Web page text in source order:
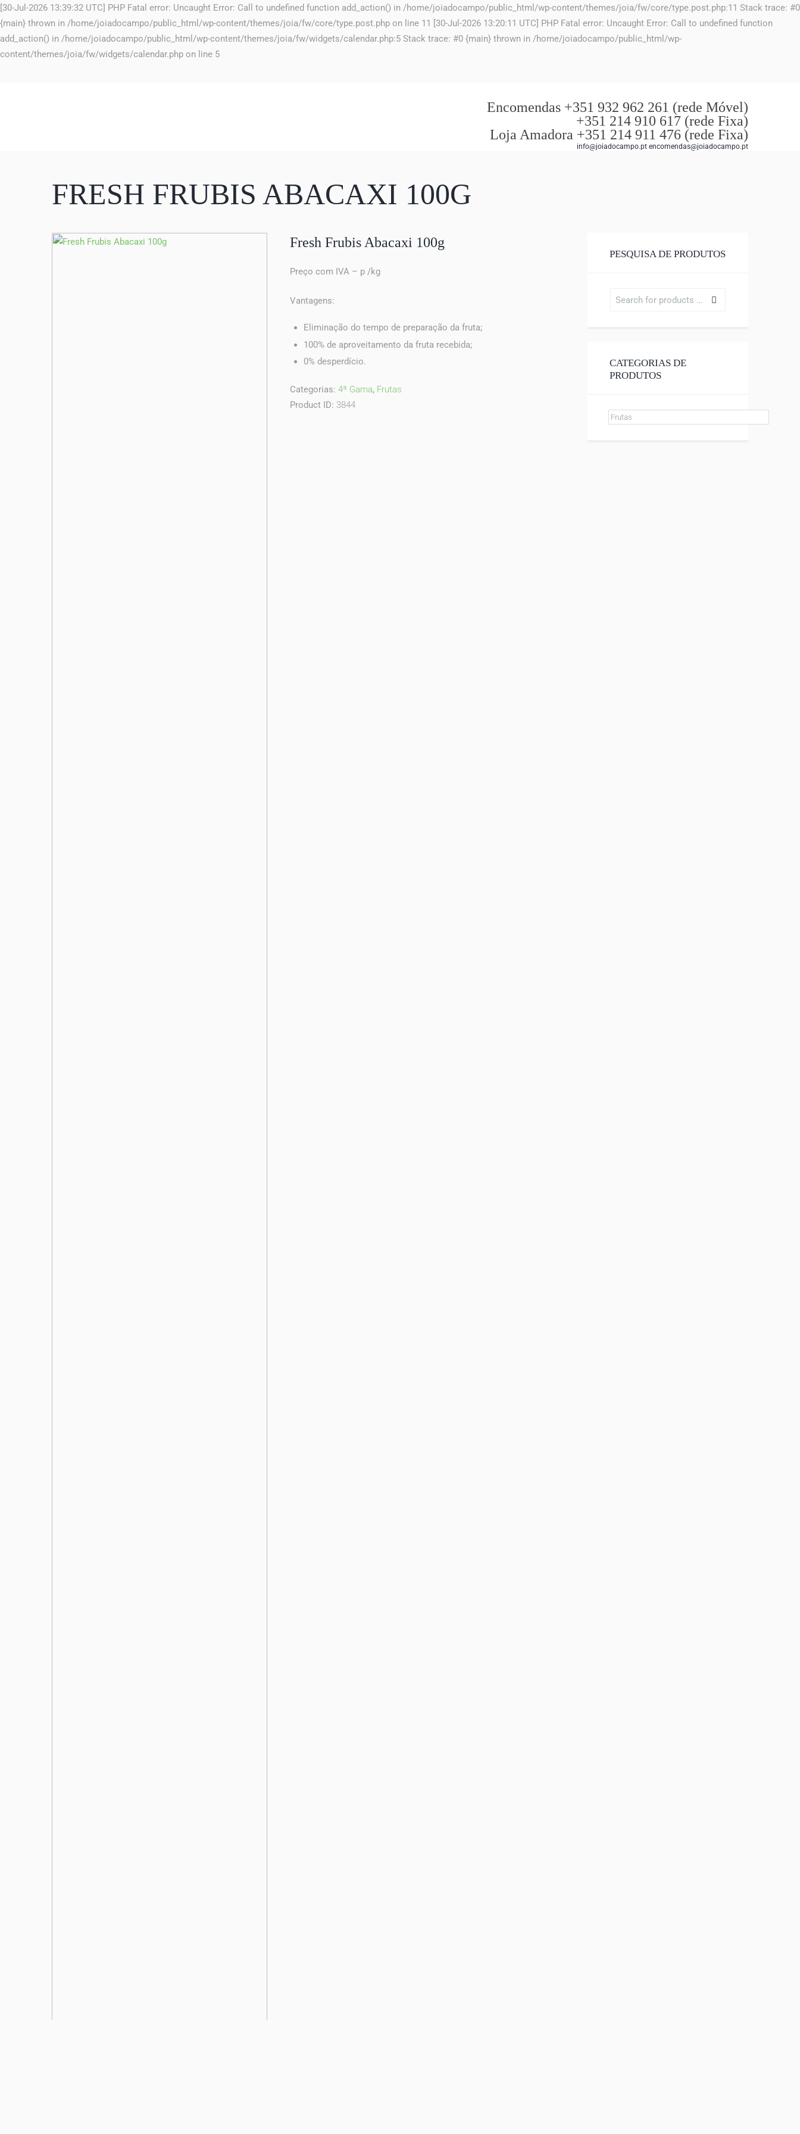
[30-Jul-2026 13:39:32 UTC] PHP Fatal error: Uncaught Error: Call to undefined function add_action() in /home/joiadocampo/public_html/wp-content/themes/joia/fw/core/type.post.php:11 Stack trace: #0
{main} thrown in /home/joiadocampo/public_html/wp-content/themes/joia/fw/core/type.post.php on line 11 [30-Jul-2026 13:20:11 UTC] PHP Fatal error: Uncaught Error: Call to undefined function
add_action() in /home/joiadocampo/public_html/wp-content/themes/joia/fw/widgets/calendar.php:5 Stack trace: #0 {main} thrown in /home/joiadocampo/public_html/wp-
content/themes/joia/fw/widgets/calendar.php on line 5
Encomendas +351 932 962 261 (rede Móvel)
+351 214 910 617 (rede Fixa)
Loja Amadora +351 214 911 476 (rede Fixa)
info@joiadocampo.pt encomendas@joiadocampo.pt
FRESH FRUBIS ABACAXI 100G
Fresh Frubis Abacaxi 100g
Preço com IVA – p /kg
Vantagens:
Eliminação do tempo de preparação da fruta;
100% de aproveitamento da fruta recebida;
0% desperdício.
Categorias:4ª Gama, Frutas
Product ID: 3844
PESQUISA DE PRODUTOS
CATEGORIAS DE
PRODUTOS